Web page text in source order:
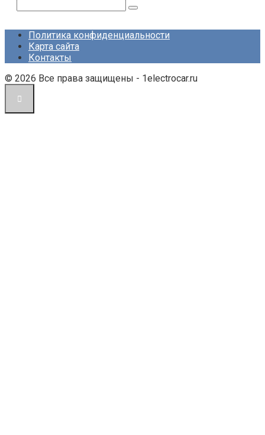
Политика конфиденциальности
Карта сайта
Контакты
© 2026 Все права защищены - 1electrocar.ru